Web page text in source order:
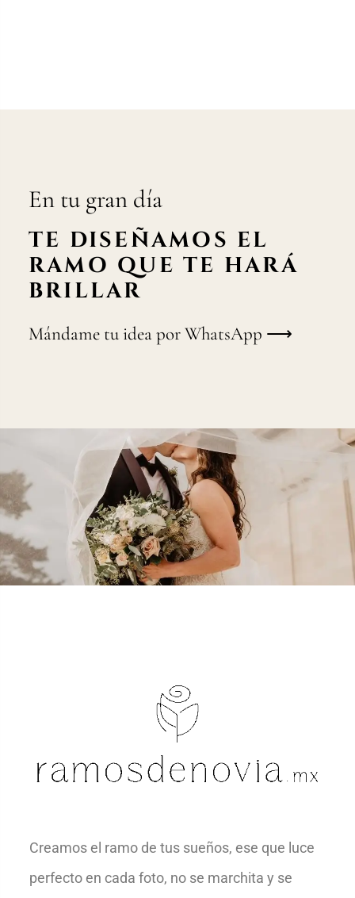
En tu gran día
TE DISEÑAMOS EL
RAMO QUE TE HARÁ
BRILLAR
Mándame tu idea por WhatsApp ⟶
Creamos el ramo de tus sueños, ese que luce
perfecto en cada foto, no se marchita y se